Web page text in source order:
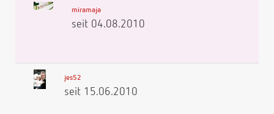
miramaja
seit 04.08.2010
jes52
seit 15.06.2010